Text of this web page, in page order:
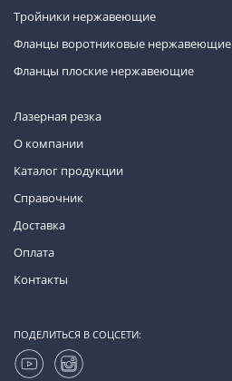
Тройники нержавеющие
Фланцы воротниковые нержавеющие
Фланцы плоские нержавеющие
Лазерная резка
О компании
Каталог продукции
Справочник
Доставка
Оплата
Контакты
ПОДЕЛИТЬСЯ В СОЦСЕТИ: